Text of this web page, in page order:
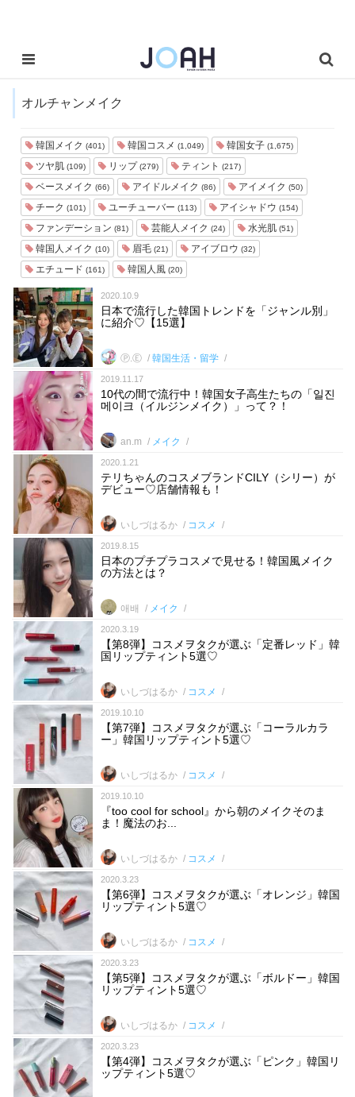
オルチャンメイク
韓国メイク (401) 韓国コスメ (1,049) 韓国女子 (1,675)
ツヤ肌 (109) リップ(279) ティント (217)
ベースメイク (66) アイドルメイク (86) アイメイク (50)
チーク (101) ユーチューバー (113) アイシャドウ (154)
ファンデーション (81) 芸能人メイク (24) 水光肌 (51)
韓国人メイク (10) 眉毛 (21) アイブロウ (32)
エチュード (161) 韓国人風 (20)
2020.10.9
日本で流行した韓国トレンドを「ジャンル別」
に紹介♡【15選】
Ⓟ.Ⓔ 韓国生活・留学
2019.11.17
10代の間で流行中！韓国女子高生たちの「일진
메이크（イルジンメイク）」って？！
an.m メイク
2020.1.21
テリちゃんのコスメブランドCILY（シリー）が
デビュー♡店舗情報も！
いしづはるか コスメ
2019.8.15
日本のプチプラコスメで見せる！韓国風メイク
の方法とは？
애배 メイク
2020.3.19
【第8弾】コスメヲタクが選ぶ「定番レッド」韓
国リップティント5選♡
いしづはるか コスメ
2019.10.10
【第7弾】コスメヲタクが選ぶ「コーラルカラ
ー」韓国リップティント5選♡
いしづはるか コスメ
2019.10.10
『too cool for school』から朝のメイクそのま
ま！魔法のお...
いしづはるか コスメ
2020.3.23
【第6弾】コスメヲタクが選ぶ「オレンジ」韓国
リップティント5選♡
いしづはるか コスメ
2020.3.23
【第5弾】コスメヲタクが選ぶ「ボルドー」韓国
リップティント5選♡
いしづはるか コスメ
2020.3.23
【第4弾】コスメヲタクが選ぶ「ピンク」韓国リ
ップティント5選♡